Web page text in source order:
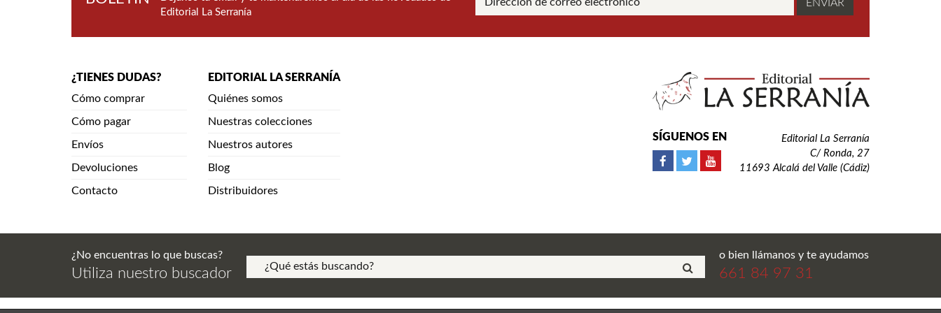
Editorial La Serranía
¿TIENES DUDAS?
Cómo comprar
Cómo pagar
Envíos
Devoluciones
Contacto
EDITORIAL LA SERRANÍA
Quiénes somos
Nuestras colecciones
Nuestros autores
Blog
Distribuidores
SÍGUENOS EN
Editorial La Serranía
C/ Ronda, 27
11693 Alcalá del Valle (Cádiz)
¿No encuentras lo que buscas?
Utiliza nuestro buscador
o bien llámanos y te ayudamos
661 84 97 31